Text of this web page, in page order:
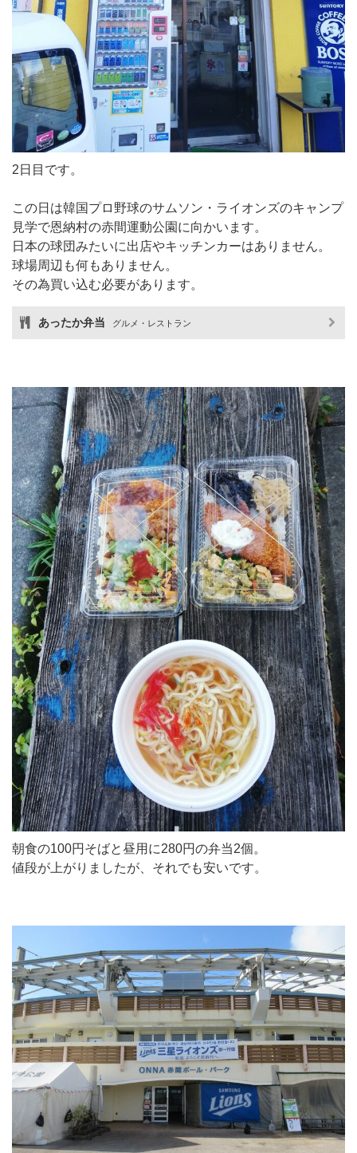
2日目です。
この日は韓国プロ野球のサムソン・ライオンズのキャンプ
見学で恩納村の赤間運動公園に向かいます。
日本の球団みたいに出店やキッチンカーはありません。
球場周辺も何もありません。
その為買い込む必要があります。
あったか弁当 グルメ・レストラン
朝食の100円そばと昼用に280円の弁当2個。
値段が上がりましたが、それでも安いです。